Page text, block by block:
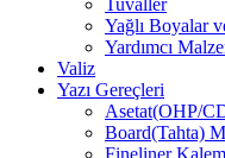
Tuvaller
Yağlı Boyalar
Yardımcı
Valiz
Yazı Gereçleri
Asetat(OHP/
Board(Tahta)
Fineliner